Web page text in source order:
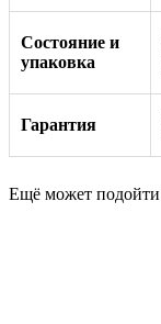
Состояние и
упаковка
Гарантия
Ещё может подойти